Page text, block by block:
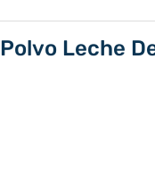
Polvo Leche